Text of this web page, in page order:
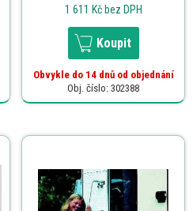
1 611 Kč bez DPH
Koupit
Obvykle do 14 dnů od objednání
Obj. číslo: 302388